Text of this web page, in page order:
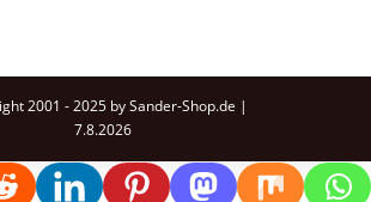
2001 - 2025 by Sander-Shop.de |
7.8.2026